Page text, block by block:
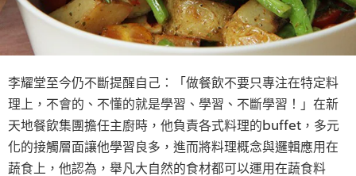
李耀堂至今仍不斷提醒自己：「做餐飲不要只專注在特定料
理上，不會的、不懂的就是學習、學習、不斷學習！」在新
天地餐飲集團擔任主廚時，他負責各式料理的buffet，多元
化的接觸層面讓他學習良多，進而將料理概念與邏輯應用在
蔬食上，他認為，舉凡大自然的食材都可以運用在蔬食料